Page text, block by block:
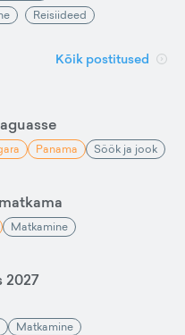
Reisiideed
Kõik postitused
Panama Söök ja jook
Matkamine
2027
Matkamine